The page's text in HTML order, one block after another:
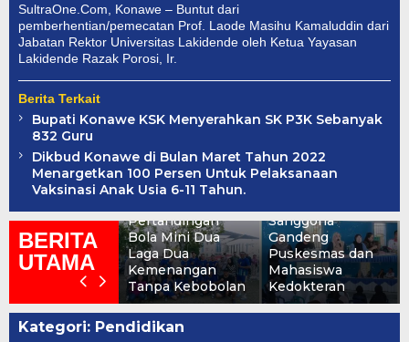
SultraOne.Com, Konawe – Buntut dari
pemberhentian/pemecatan Prof. Laode Masihu Kamaluddin dari
Jabatan Rektor Universitas Lakidende oleh Ketua Yayasan
Lakidende Razak Porosi, Ir.
Berita Terkait
Bupati Konawe KSK Menyerahkan SK P3K Sebanyak
832 Guru
Dikbud Konawe di Bulan Maret Tahun 2022
Menargetkan 100 Persen Untuk Pelaksanaan
Vaksinasi Anak Usia 6-11 Tahun.
BERITA
UTAMA
DLH Konawe Tak
Pertandingan
Bola Mini Dua
Laga Dua
Kemenangan
Tanpa Kebobolan
Sanggona
Gandeng
Puskesmas dan
Mahasiswa
Kedokteran
Kategori: Pendidikan